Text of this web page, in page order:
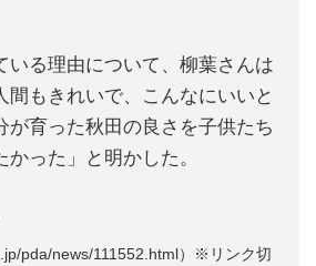
いる理由について、柳葉さんは
間もきれいで、こんなにいいと
が育った秋田の良さを子供たち
った」と明かした。
pda/news/111552.html）※リンク切